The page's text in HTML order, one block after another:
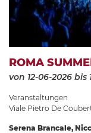
ROMA
von 12-06-2026 bis
Veranstaltungen
Viale Pietro De
Serena Brancale,